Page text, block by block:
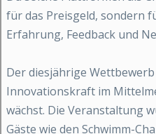
für das Preisgeld, sondern
Erfahrung, Feedback und
Der diesjährige
Innovationskraft im
wächst. Die Veranstaltung
Gäste wie den Schwimm-